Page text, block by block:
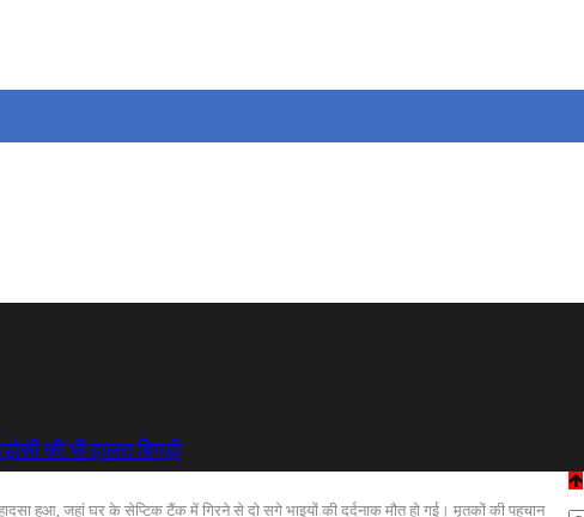
की भी हालत बिगड़ी
हुआ, जहां घर के सेप्टिक टैंक में गिरने से दो सगे भाइयों की दर्दनाक मौत हो गई। मृतकों की पहचान